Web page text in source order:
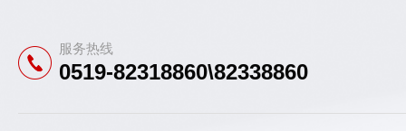
服务热线
0519-82318860\82338860